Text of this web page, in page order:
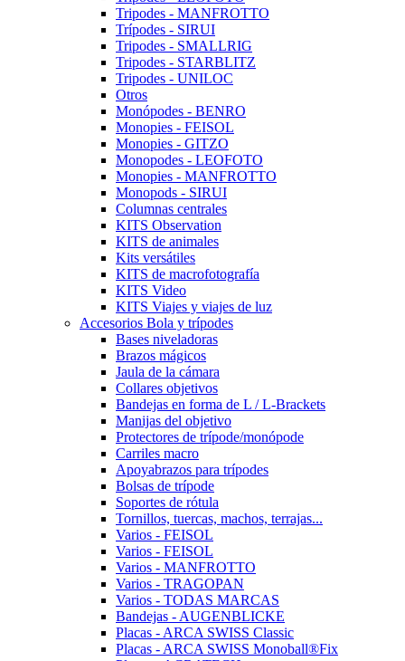
Tripodes - MANFROTTO
Trípodes - SIRUI
Tripodes - SMALLRIG
Tripodes - STARBLITZ
Tripodes - UNILOC
Otros
Monópodes - BENRO
Monopies - FEISOL
Monopies - GITZO
Monopodes - LEOFOTO
Monopies - MANFROTTO
Monopods - SIRUI
Columnas centrales
KITS Observation
KITS de animales
Kits versátiles
KITS de macrofotografía
KITS Video
KITS Viajes y viajes de luz
Accesorios Bola y trípodes
Bases niveladoras
Brazos mágicos
Jaula de la cámara
Collares objetivos
Bandejas en forma de L / L-Brackets
Manijas del objetivo
Protectores de trípode/monópode
Carriles macro
Apoyabrazos para trípodes
Bolsas de trípode
Soportes de rótula
Tornillos, tuercas, machos, terrajas...
Varios - FEISOL
Varios - FEISOL
Varios - MANFROTTO
Varios - TRAGOPAN
Varios - TODAS MARCAS
Bandejas - AUGENBLICKE
Placas - ARCA SWISS Classic
Placas - ARCA SWISS Monoball®Fix